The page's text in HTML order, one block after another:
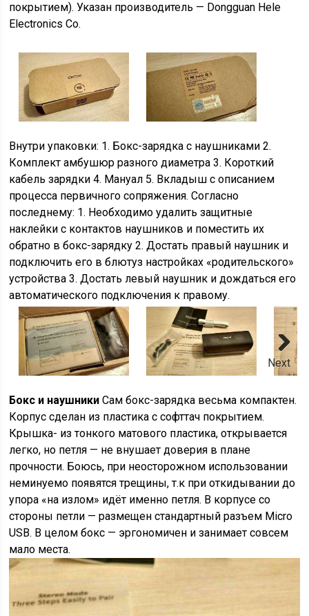
покрытием). Указан производитель — Dongguan Hele
Electronics Co.
Внутри упаковки: 1. Бокс-зарядка с наушниками 2.
Комплект амбушюр разного диаметра 3. Короткий
кабель зарядки 4. Мануал 5. Вкладыш с описанием
процесса первичного сопряжения. Согласно
последнему: 1. Необходимо удалить защитные
наклейки с контактов наушников и поместить их
обратно в бокс-зарядку 2. Достать правый наушник и
подключить его в блютуз настройках «родительского»
устройства 3. Достать левый наушник и дождаться его
автоматического подключения к правому.
Next
Бокс и наушники Сам бокс-зарядка весьма компактен.
Корпус сделан из пластика с софттач покрытием.
Крышка- из тонкого матового пластика, открывается
легко, но петля — не внушает доверия в плане
прочности. Боюсь, при неосторожном использовании
неминуемо появятся трещины, т.к при откидывании до
упора «на излом» идёт именно петля. В корпусе со
стороны петли — размещен стандартный разъем Micro
USB. В целом бокс — эргономичен и занимает совсем
мало места.